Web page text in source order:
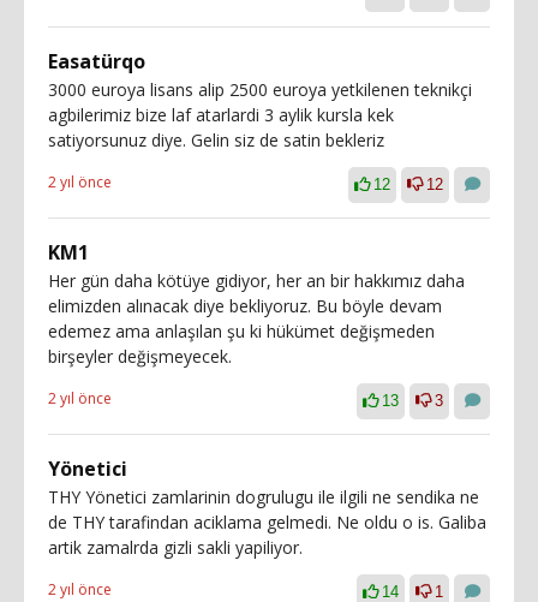
Easatürqo
3000 euroya lisans alip 2500 euroya yetkilenen teknikçi
agbilerimiz bize laf atarlardi 3 aylik kursla kek
satiyorsunuz diye. Gelin siz de satin bekleriz
2 yıl önce 12 12
KM1
Her gün daha kötüye gidiyor, her an bir hakkımız daha
elimizden alınacak diye bekliyoruz. Bu böyle devam
edemez ama anlaşılan şu ki hükümet değişmeden
birşeyler değişmeyecek.
2 yıl önce 13 3
Yönetici
THY Yönetici zamlarinin dogrulugu ile ilgili ne sendika ne
de THY tarafindan aciklama gelmedi. Ne oldu o is. Galiba
artik zamalrda gizli sakli yapiliyor.
2 yıl önce 14 1